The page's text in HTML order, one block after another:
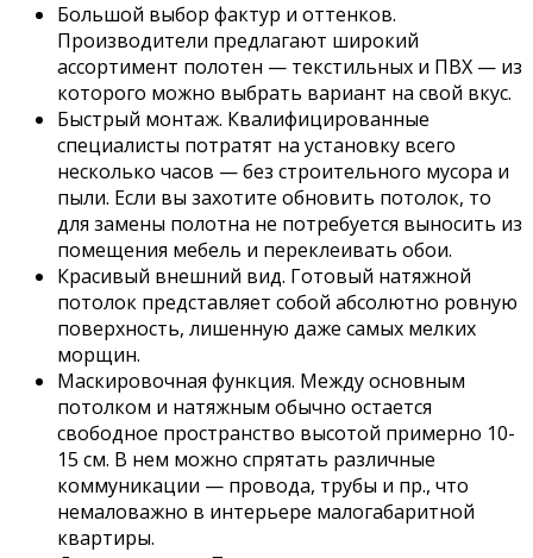
Большой выбор фактур и оттенков.
Производители предлагают широкий
ассортимент полотен — текстильных и ПВХ — из
которого можно выбрать вариант на свой вкус.
Быстрый монтаж. Квалифицированные
специалисты потратят на установку всего
несколько часов — без строительного мусора и
пыли. Если вы захотите обновить потолок, то
для замены полотна не потребуется выносить из
помещения мебель и переклеивать обои.
Красивый внешний вид. Готовый натяжной
потолок представляет собой абсолютно ровную
поверхность, лишенную даже самых мелких
морщин.
Маскировочная функция. Между основным
потолком и натяжным обычно остается
свободное пространство высотой примерно 10-
15 см. В нем можно спрятать различные
коммуникации — провода, трубы и пр., что
немаловажно в интерьере малогабаритной
квартиры.